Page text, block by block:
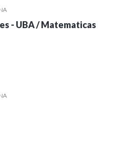
- UBA / Matematicas